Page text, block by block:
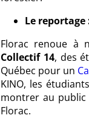
Le reportage
Florac renoue à
Collectif 14, des
Québec pour un
KINO, les
montrer au
Florac.